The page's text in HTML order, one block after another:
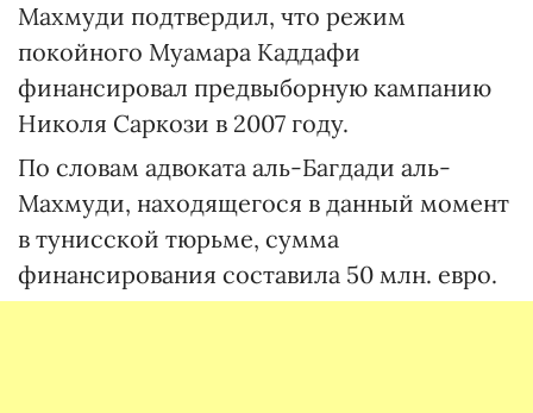
Махмуди подтвердил, что режим
покойного Муамара Каддафи
финансировал предвыборную кампанию
Николя Саркози в 2007 году.
По словам адвоката аль-Багдади аль-
Махмуди, находящегося в данный момент
в тунисской тюрьме, сумма
финансирования составила 50 млн. евро.